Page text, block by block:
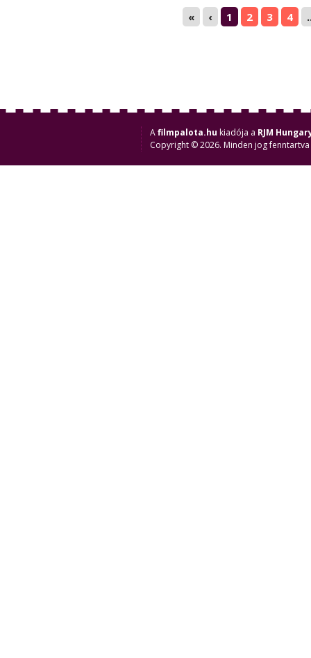
« ‹ 1 2 3 4
Afilmpalota.hu kiadója a RJM
Copyright © 2026. Minden jog fenntartva